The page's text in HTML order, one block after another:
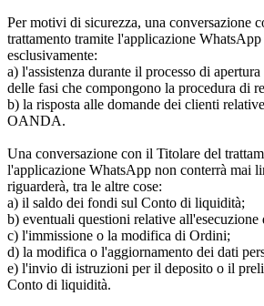
Per motivi di sicurezza, una conversazione
trattamento tramite l'applicazione
esclusivamente:
a) l'assistenza durante il processo di
delle fasi che compongono la procedura di
b) la risposta alle domande dei clienti
OANDA.
Una conversazione con il Titolare del
l'applicazione WhatsApp non conterrà mai
riguarderà, tra le altre cose:
a) il saldo dei fondi sul Conto di liquidità;
b) eventuali questioni relative all'esecuzione
c) l'immissione o la modifica di Ordini;
d) la modifica o l'aggiornamento dei dati
e) l'invio di istruzioni per il deposito o il
Conto di liquidità.